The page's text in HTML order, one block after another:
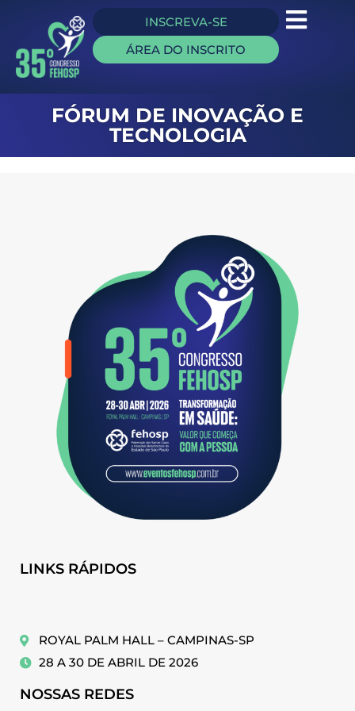
INSCREVA-SE
ÁREA DO INSCRITO
FÓRUM DE INOVAÇÃO E
TECNOLOGIA
LINKS RÁPIDOS
ROYAL PALM HALL – CAMPINAS-SP
28 A 30 DE ABRIL DE 2026
NOSSAS REDES